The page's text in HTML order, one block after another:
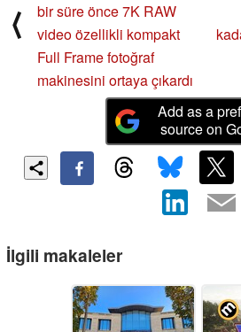
⟨
bir süre önce 7K RAW
video özellikli kompakt
Full Frame fotoğraf
makinesini ortaya çıkardı
Add as a
source on
İlgili makaleler